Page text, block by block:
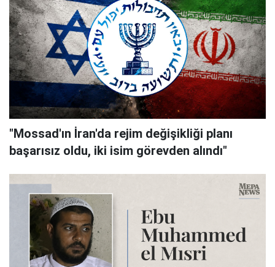
"Mossad'ın İran'da rejim değişikliği planı
başarısız oldu, iki isim görevden alındı"